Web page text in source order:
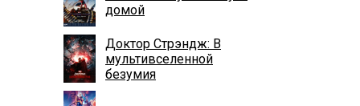
домой
Доктор Стрэндж: В
мультивселенной
безумия